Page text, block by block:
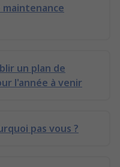
un plan de
l'année à venir
pas vous ?